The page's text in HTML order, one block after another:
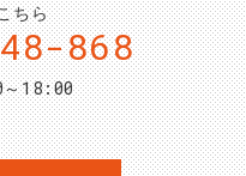
ちら
868
18:00